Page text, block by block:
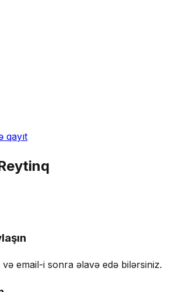
qayıt
və email-i sonra əlavə edə bilərsiniz.